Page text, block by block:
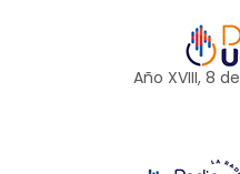
Año XVIII, 8 de